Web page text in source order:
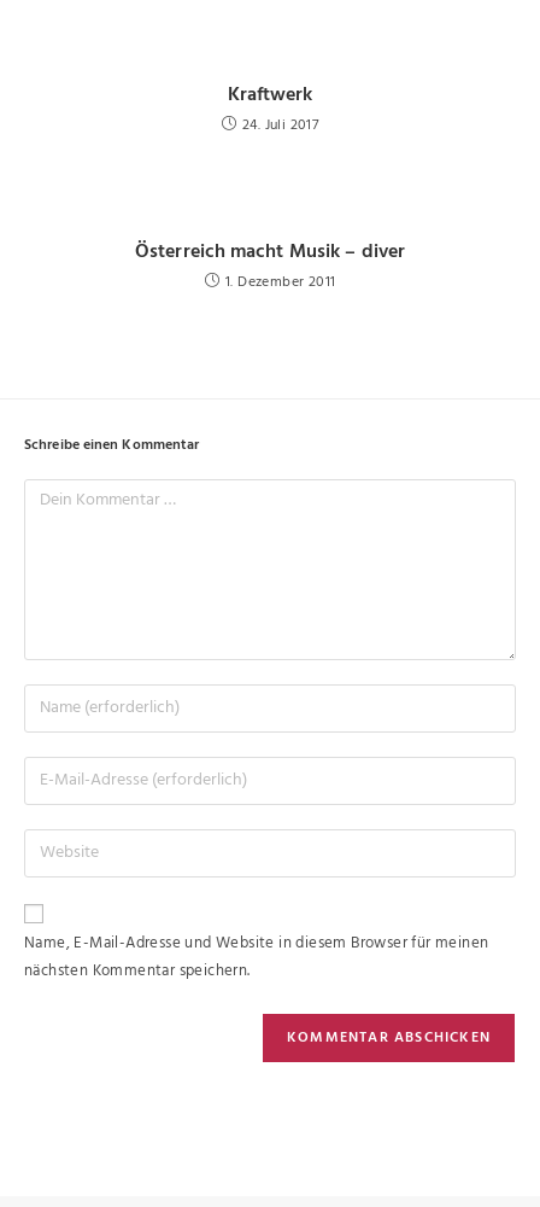
Kraftwerk
24. Juli 2017
Österreich macht Musik – diver
1. Dezember 2011
Schreibe einen Kommentar
Name, E-Mail-Adresse und Website in diesem Browser für meinen
nächsten Kommentar speichern.